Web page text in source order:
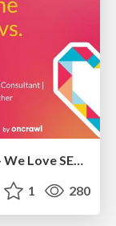
<Decoding/> the Language of Devs - We Love SEO 2024
1 280